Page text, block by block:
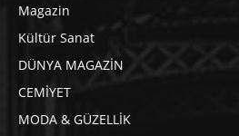
Magazin
Kültür Sanat
DÜNYA MAGAZİN
CEMİYET
MODA & GÜZELLİK